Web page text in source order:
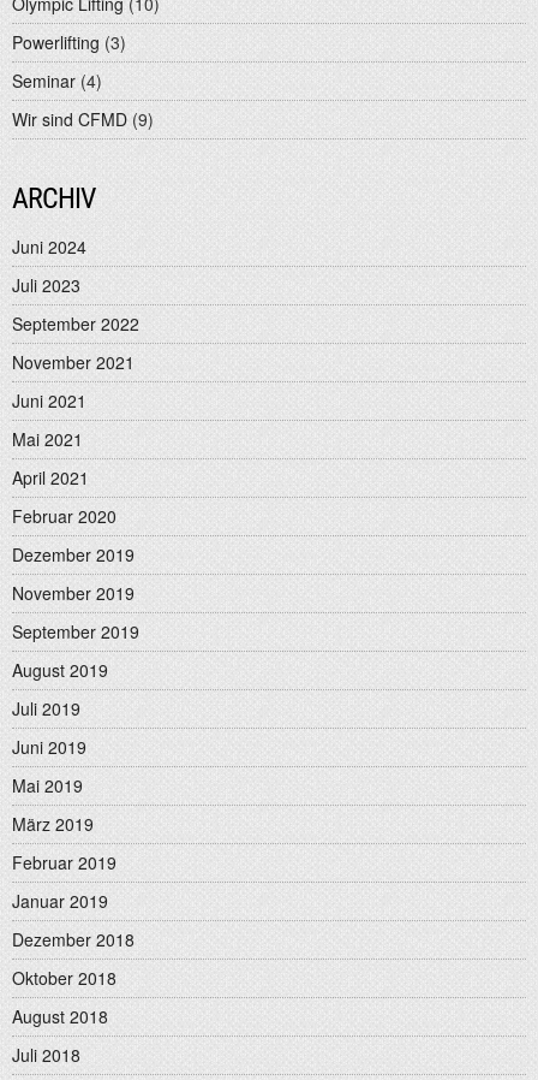
Powerlifting (3)
Seminar (4)
Wir sind CFMD (9)
ARCHIV
Juni 2024
Juli 2023
September 2022
November 2021
Juni 2021
Mai 2021
April 2021
Februar 2020
Dezember 2019
November 2019
September 2019
August 2019
Juli 2019
Juni 2019
Mai 2019
März 2019
Februar 2019
Januar 2019
Dezember 2018
Oktober 2018
August 2018
Juli 2018